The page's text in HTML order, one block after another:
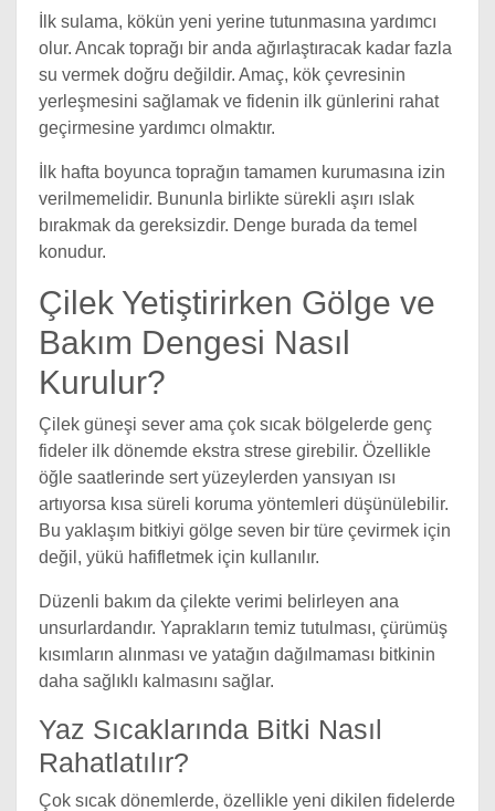
İlk sulama, kökün yeni yerine tutunmasına yardımcı
olur. Ancak toprağı bir anda ağırlaştıracak kadar fazla
su vermek doğru değildir. Amaç, kök çevresinin
yerleşmesini sağlamak ve fidenin ilk günlerini rahat
geçirmesine yardımcı olmaktır.
İlk hafta boyunca toprağın tamamen kurumasına izin
verilmemelidir. Bununla birlikte sürekli aşırı ıslak
bırakmak da gereksizdir. Denge burada da temel
konudur.
Çilek Yetiştirirken Gölge ve
Bakım Dengesi Nasıl
Kurulur?
Çilek güneşi sever ama çok sıcak bölgelerde genç
fideler ilk dönemde ekstra strese girebilir. Özellikle
öğle saatlerinde sert yüzeylerden yansıyan ısı
artıyorsa kısa süreli koruma yöntemleri düşünülebilir.
Bu yaklaşım bitkiyi gölge seven bir türe çevirmek için
değil, yükü hafifletmek için kullanılır.
Düzenli bakım da çilekte verimi belirleyen ana
unsurlardandır. Yaprakların temiz tutulması, çürümüş
kısımların alınması ve yatağın dağılmaması bitkinin
daha sağlıklı kalmasını sağlar.
Yaz Sıcaklarında Bitki Nasıl
Rahatlatılır?
Çok sıcak dönemlerde, özellikle yeni dikilen fidelerde